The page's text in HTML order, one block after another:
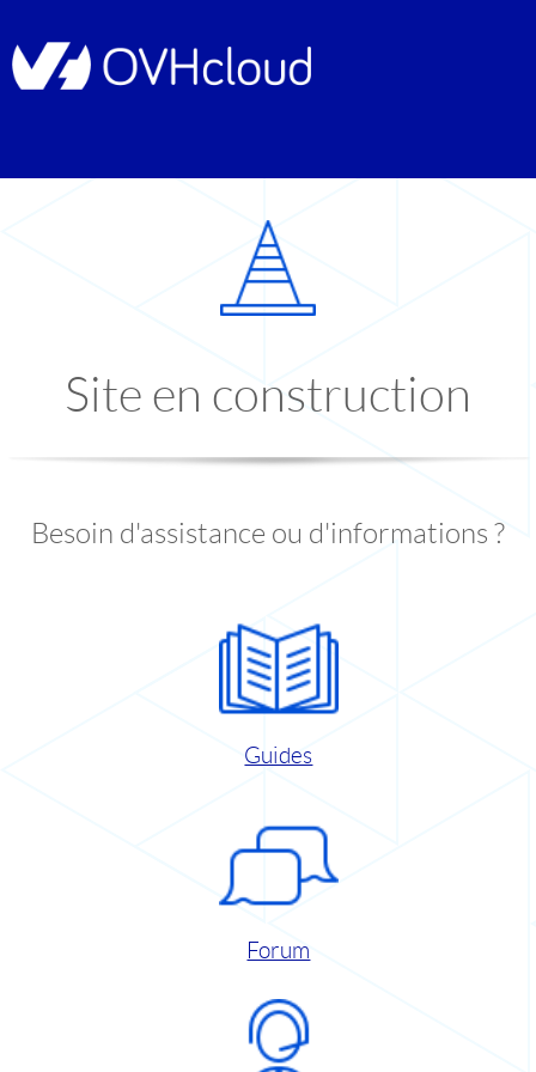
Site en construction
Besoin d'assistance ou d'informations ?
Guides
Forum